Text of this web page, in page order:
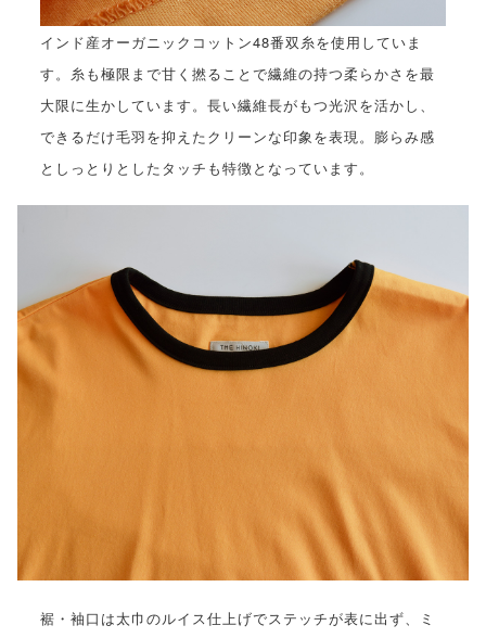
インド産オーガニックコットン48番双糸を使用していま
す。糸も極限まで甘く撚ることで繊維の持つ柔らかさを最
大限に生かしています。長い繊維長がもつ光沢を活かし、
できるだけ毛羽を抑えたクリーンな印象を表現。膨らみ感
としっとりとしたタッチも特徴となっています。
裾・袖口は太巾のルイス仕上げでステッチが表に出ず、ミ